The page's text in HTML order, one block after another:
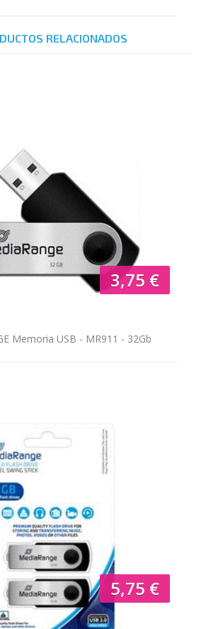
RELACIONADOS
3,75 €
Memoria USB - MR911 - 32Gb
5,75 €